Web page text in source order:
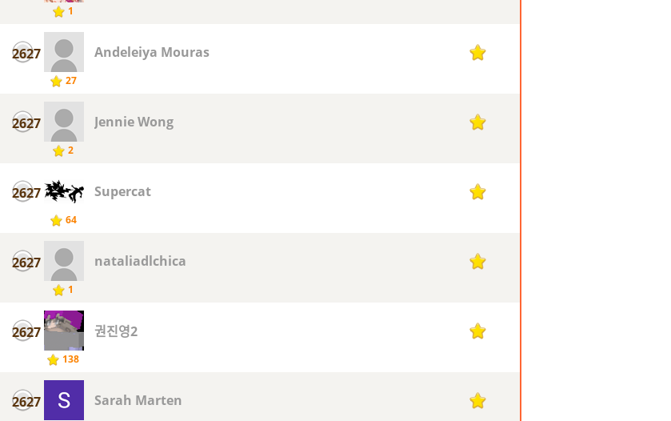
1
2627
27
Andeleiya Mouras 1
2627
2
Jennie Wong 1
2627
64
Supercat 1
2627
1
nataliadlchica 1
2627
138
권진영2 1
2627 Sarah Marten 1